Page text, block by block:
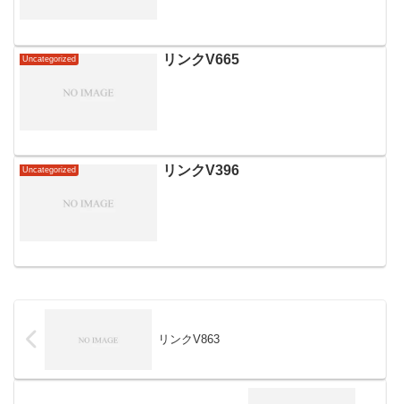
Uncategorized リンクV665
Uncategorized リンクV396
リンクV863